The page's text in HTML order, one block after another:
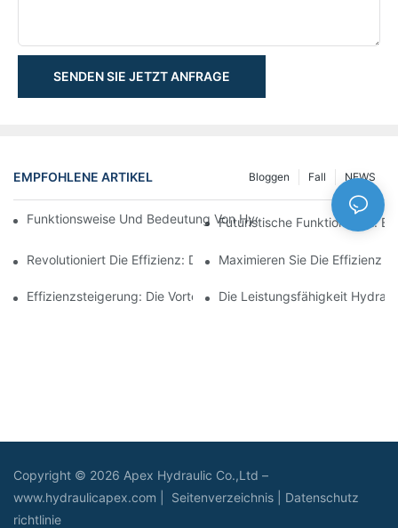
SENDEN SIE JETZT ANFRAGE
EMPFOHLENE ARTIKEL NEWS
Fall
Bloggen
Funktionsweise Und Bedeutung Von Hydraulikzylindern Mit
Futuristische Funktionalität:
Revolutioniert Die Effizienz: Der Elektrische Teleskopzylinder
Maximieren Sie Die Effizienz
Effizienzsteigerung: Die Vorteile Eines 4-Stufigen Teleskop-
Die Leistungsfähigkeit
Copyright © 2026 Apex Hydraulic Co.,Ltd –
www.hydraulicapex.com | Seitenverzeichnis
Datenschutz
richtlinie